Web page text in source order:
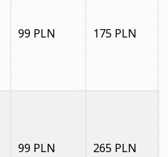
99 PLN 175 PLN
99 PLN 265 PLN